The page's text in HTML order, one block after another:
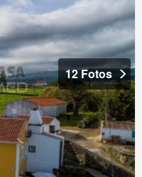
12 Fotos